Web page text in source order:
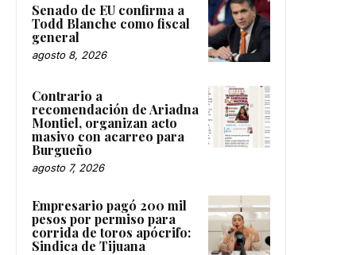
Senado de EU confirma a
Todd Blanche como fiscal
general
agosto 8, 2026
Contrario a
recomendación de Ariadna
Montiel, organizan acto
masivo con acarreo para
Burgueño
agosto 7, 2026
Empresario pagó 200 mil
pesos por permiso para
corrida de toros apócrifo:
Sindica de Tijuana